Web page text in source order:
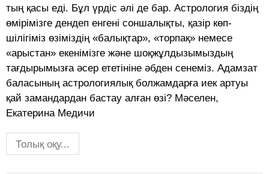
тың қасы еді. Бұл үрдіс әлі де бар. Ас­тро­логия біздің
өмі­рі­мізге дендеп енгені соншалықты, қазір көп­
шілігіміз өзіміздің «балықтар», «то­рпақ» немесе
«арыстан» екенімізге және шоқ­жұл­дызымыздың
тағдырымызға әсер ететініне әбден сенеміз. Адамзат
баласының астрологиялық болжамдарға иек артуы
қай замандардан бас­тау алған өзі? Мәселен,
Екатерина Медичи
Толық оқу...